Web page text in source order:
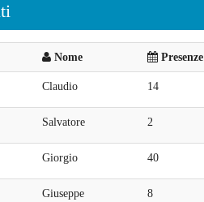
Nome Presenze
Claudio 14
Salvatore 2
Giorgio 40
Giuseppe 8